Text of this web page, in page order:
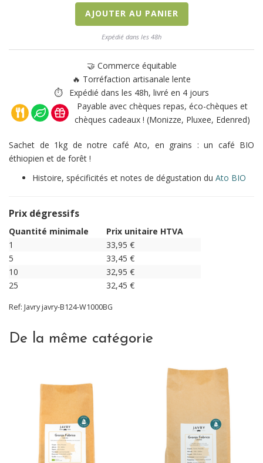
AJOUTER AU PANIER
Expédié dans les 48h
🤝 Commerce équitable
🔥 Torréfaction artisanale lente
⏱ Expédié dans les 48h, livré en 4 jours
Payable avec chèques repas, éco-chèques et
chèques cadeaux ! (Monizze, Pluxee, Edenred)
Sachet de 1kg de notre café Ato, en grains : un café BIO
éthiopien et de forêt !
Histoire, spécificités et notes de dégustation du Ato BIO
Prix dégressifs
Quantité minimale
Prix unitaire HTVA
1
33,95 €
5
33,45 €
10
32,95 €
25
32,45 €
Ref: Javryjavry-B124-W1000BG
De la même catégorie